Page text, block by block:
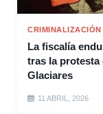
La fiscalía
tras la protesta
Glaciares
11 ABRIL, 2026